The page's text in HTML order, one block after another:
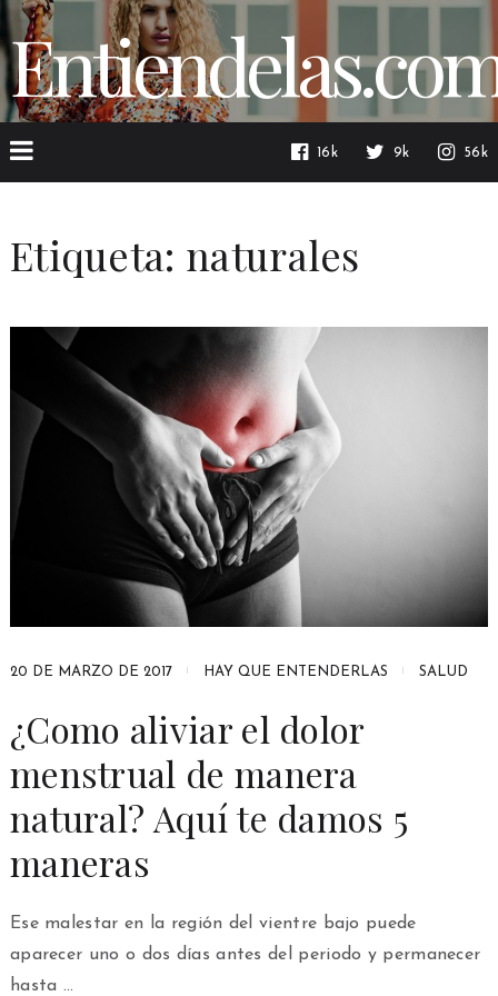
16k 9k 56k
Etiqueta: naturales
20 DE MARZO DE 2017 HAY QUE ENTENDERLAS SALUD
¿Como aliviar el dolor
menstrual de manera
natural? Aquí te damos 5
maneras
Ese malestar en la región del vientre bajo puede
aparecer uno o dos días antes del periodo y permanecer
hasta …